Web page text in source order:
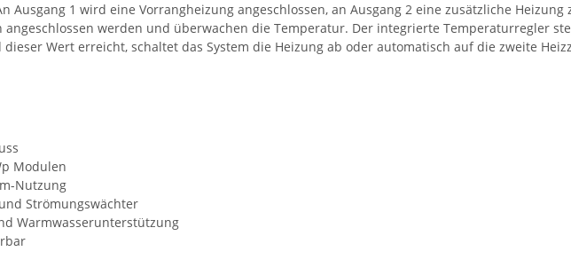
Ausgang 1 wird eine Vorrangheizung angeschlossen, an Ausgang 2 eine zusätzliche
angeschlossen werden und überwachen die Temperatur. Der integrierte Temperaturregler
Wert erreicht, schaltet das System die Heizung ab oder automatisch auf die zweite
Modulen
Nutzung
Strömungswächter
Warmwasserunterstützung